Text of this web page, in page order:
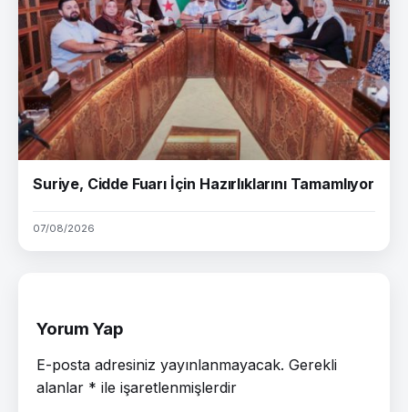
Suriye, Cidde Fuarı İçin Hazırlıklarını Tamamlıyor
07/08/2026
Yorum Yap
E-posta adresiniz yayınlanmayacak. Gerekli
alanlar * ile işaretlenmişlerdir